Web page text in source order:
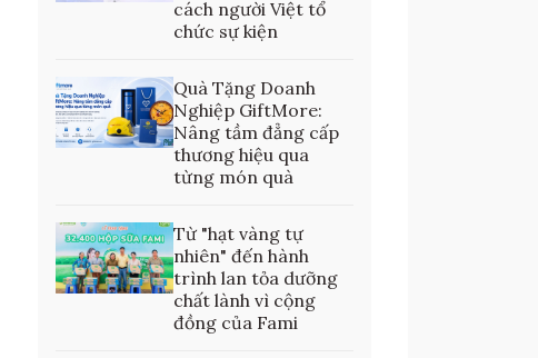
cách người Việt tổ
chức sự kiện
Quà Tặng Doanh
Nghiệp GiftMore:
Nâng tầm đẳng cấp
thương hiệu qua
từng món quà
Từ "hạt vàng tự
nhiên" đến hành
trình lan tỏa dưỡng
chất lành vì cộng
đồng của Fami